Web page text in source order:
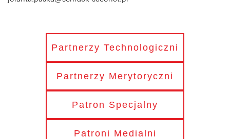
Partnerzy Technologiczni
Partnerzy Merytoryczni
Patron Specjalny
Patroni Medialni